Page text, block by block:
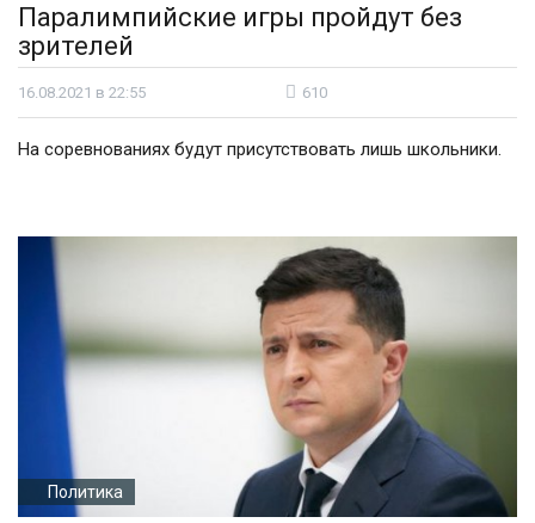
Паралимпийские игры пройдут без
зрителей
16.08.2021 в 22:55 610
На соревнованиях будут присутствовать лишь школьники.
Политика